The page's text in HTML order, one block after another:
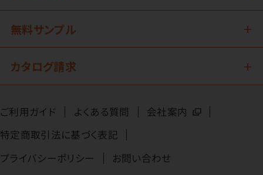
無料サンプル
カタログ請求
ご利用ガイド よくある質問
会社案内
特定商取引法に基づく表記
プライバシーポリシー
お問い合わせ